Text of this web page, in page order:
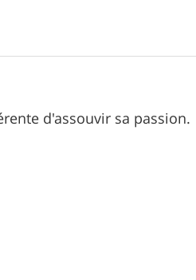
d'assouvir sa passion.